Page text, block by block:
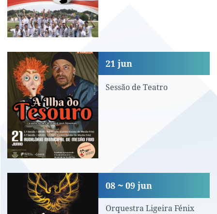
Sessão de Teatro
Sessão de Teatro
21 jun
Orquestra Ligeira Fénix
Orquestra Ligeira Fénix
08 09 jun